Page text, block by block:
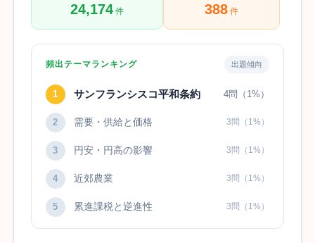
24,174件 388件
頻出テーマランキング 出題傾向
1 サンフランシスコ平和条約 4問（1%）
2 需要・供給と価格 3問（1%）
3 円安・円高の影響 3問（1%）
4 近郊農業 3問（1%）
5 累進課税と逆進性 3問（1%）